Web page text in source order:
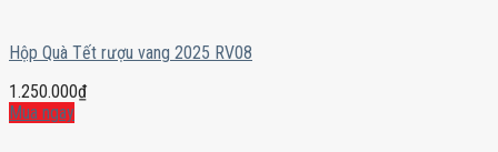
Hộp Quà Tết rượu vang 2025 RV08
1.250.000₫
Mua ngay